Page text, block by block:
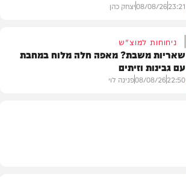
23:21
08/08/26יצחק כהן
ניחוחות למוצ"ש
שאריות משבת? מאפה חלה מלוח במחבת
עם גבינות וזיתים
22:50
08/08/26פנינה לוי